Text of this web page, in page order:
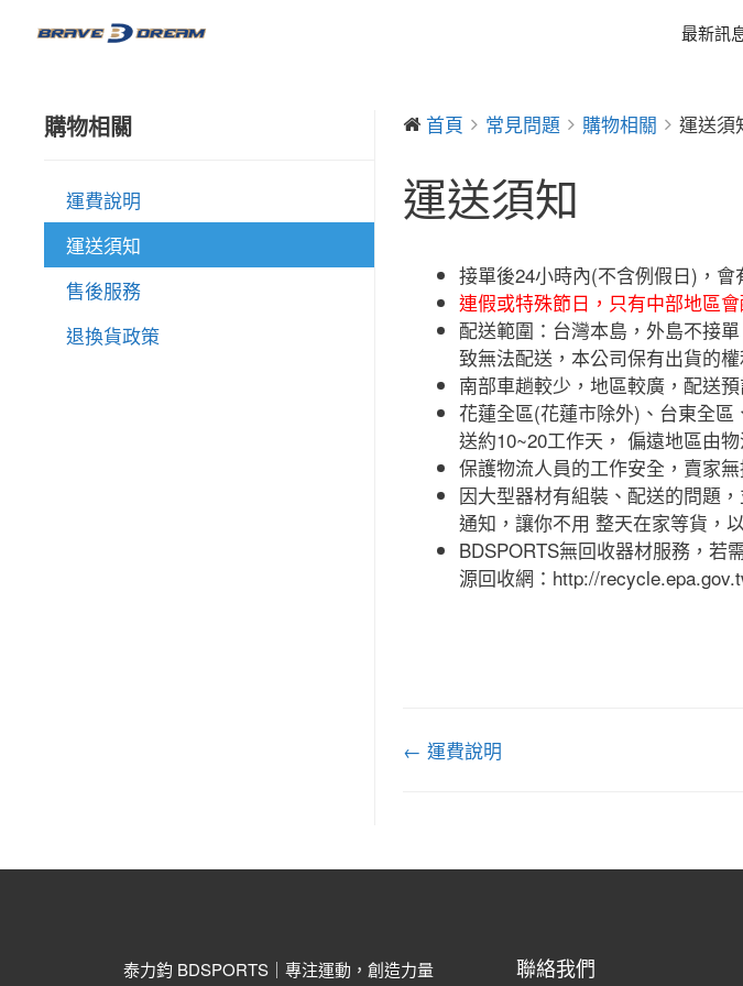
最新訊
購物相關
運費說明
運送須知
售後服務
退換貨政策
首頁 常見問題 購物相關 運送須
運送須知
接單後24小時內(不含例假日)，
連假或特殊節日，只有中部地區
配送範圍：台灣本島，外島不接
致無法配送，本公司保有出貨的權
南部車趟較少，地區較廣，配送
花蓮全區(花蓮市除外)、台東全
送約10~20工作天， 偏遠地區由
保護物流人員的工作安全，賣家
因大型器材有組裝、配送的問題
通知，讓你不用 整天在家等貨，
BDSPORTS無回收器材服務，若
源回收網：http://
← 運費說明
泰力鈞 BDSPORTS｜專注運動，創造力量
聯絡我們